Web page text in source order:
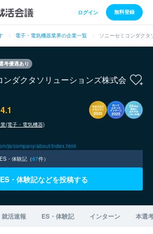
ログイン 無料登録
電子・電気機器業界の企業一覧 ソニーセミコンダク
考優遇あり
ンダクタソリューションズ株式会
4.1
(電子・電気機器)
ja/company/about/index.html
ES・体験記（87件）
ES・体験記などを投稿する
就活速報 ES・体験記 インターン 本選